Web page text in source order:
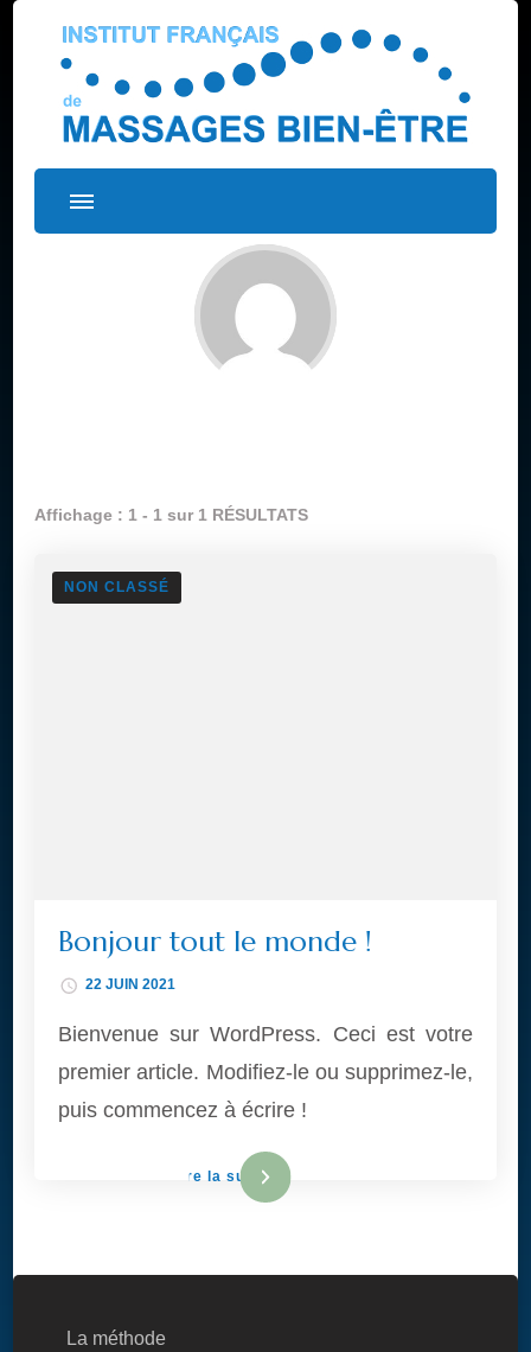
Affichage : 1 - 1 sur 1 RÉSULTATS
NON CLASSÉ
Bonjour tout le monde !
22 JUIN 2021
Bienvenue sur WordPress. Ceci est votre
premier article. Modifiez-le ou supprimez-le,
puis commencez à écrire !
Lire la suite
La méthode